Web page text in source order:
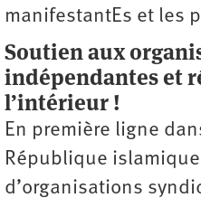
manifestantEs et les
Soutien aux
indépendantes et
l’intérieur !
En première ligne
République
d’organisations